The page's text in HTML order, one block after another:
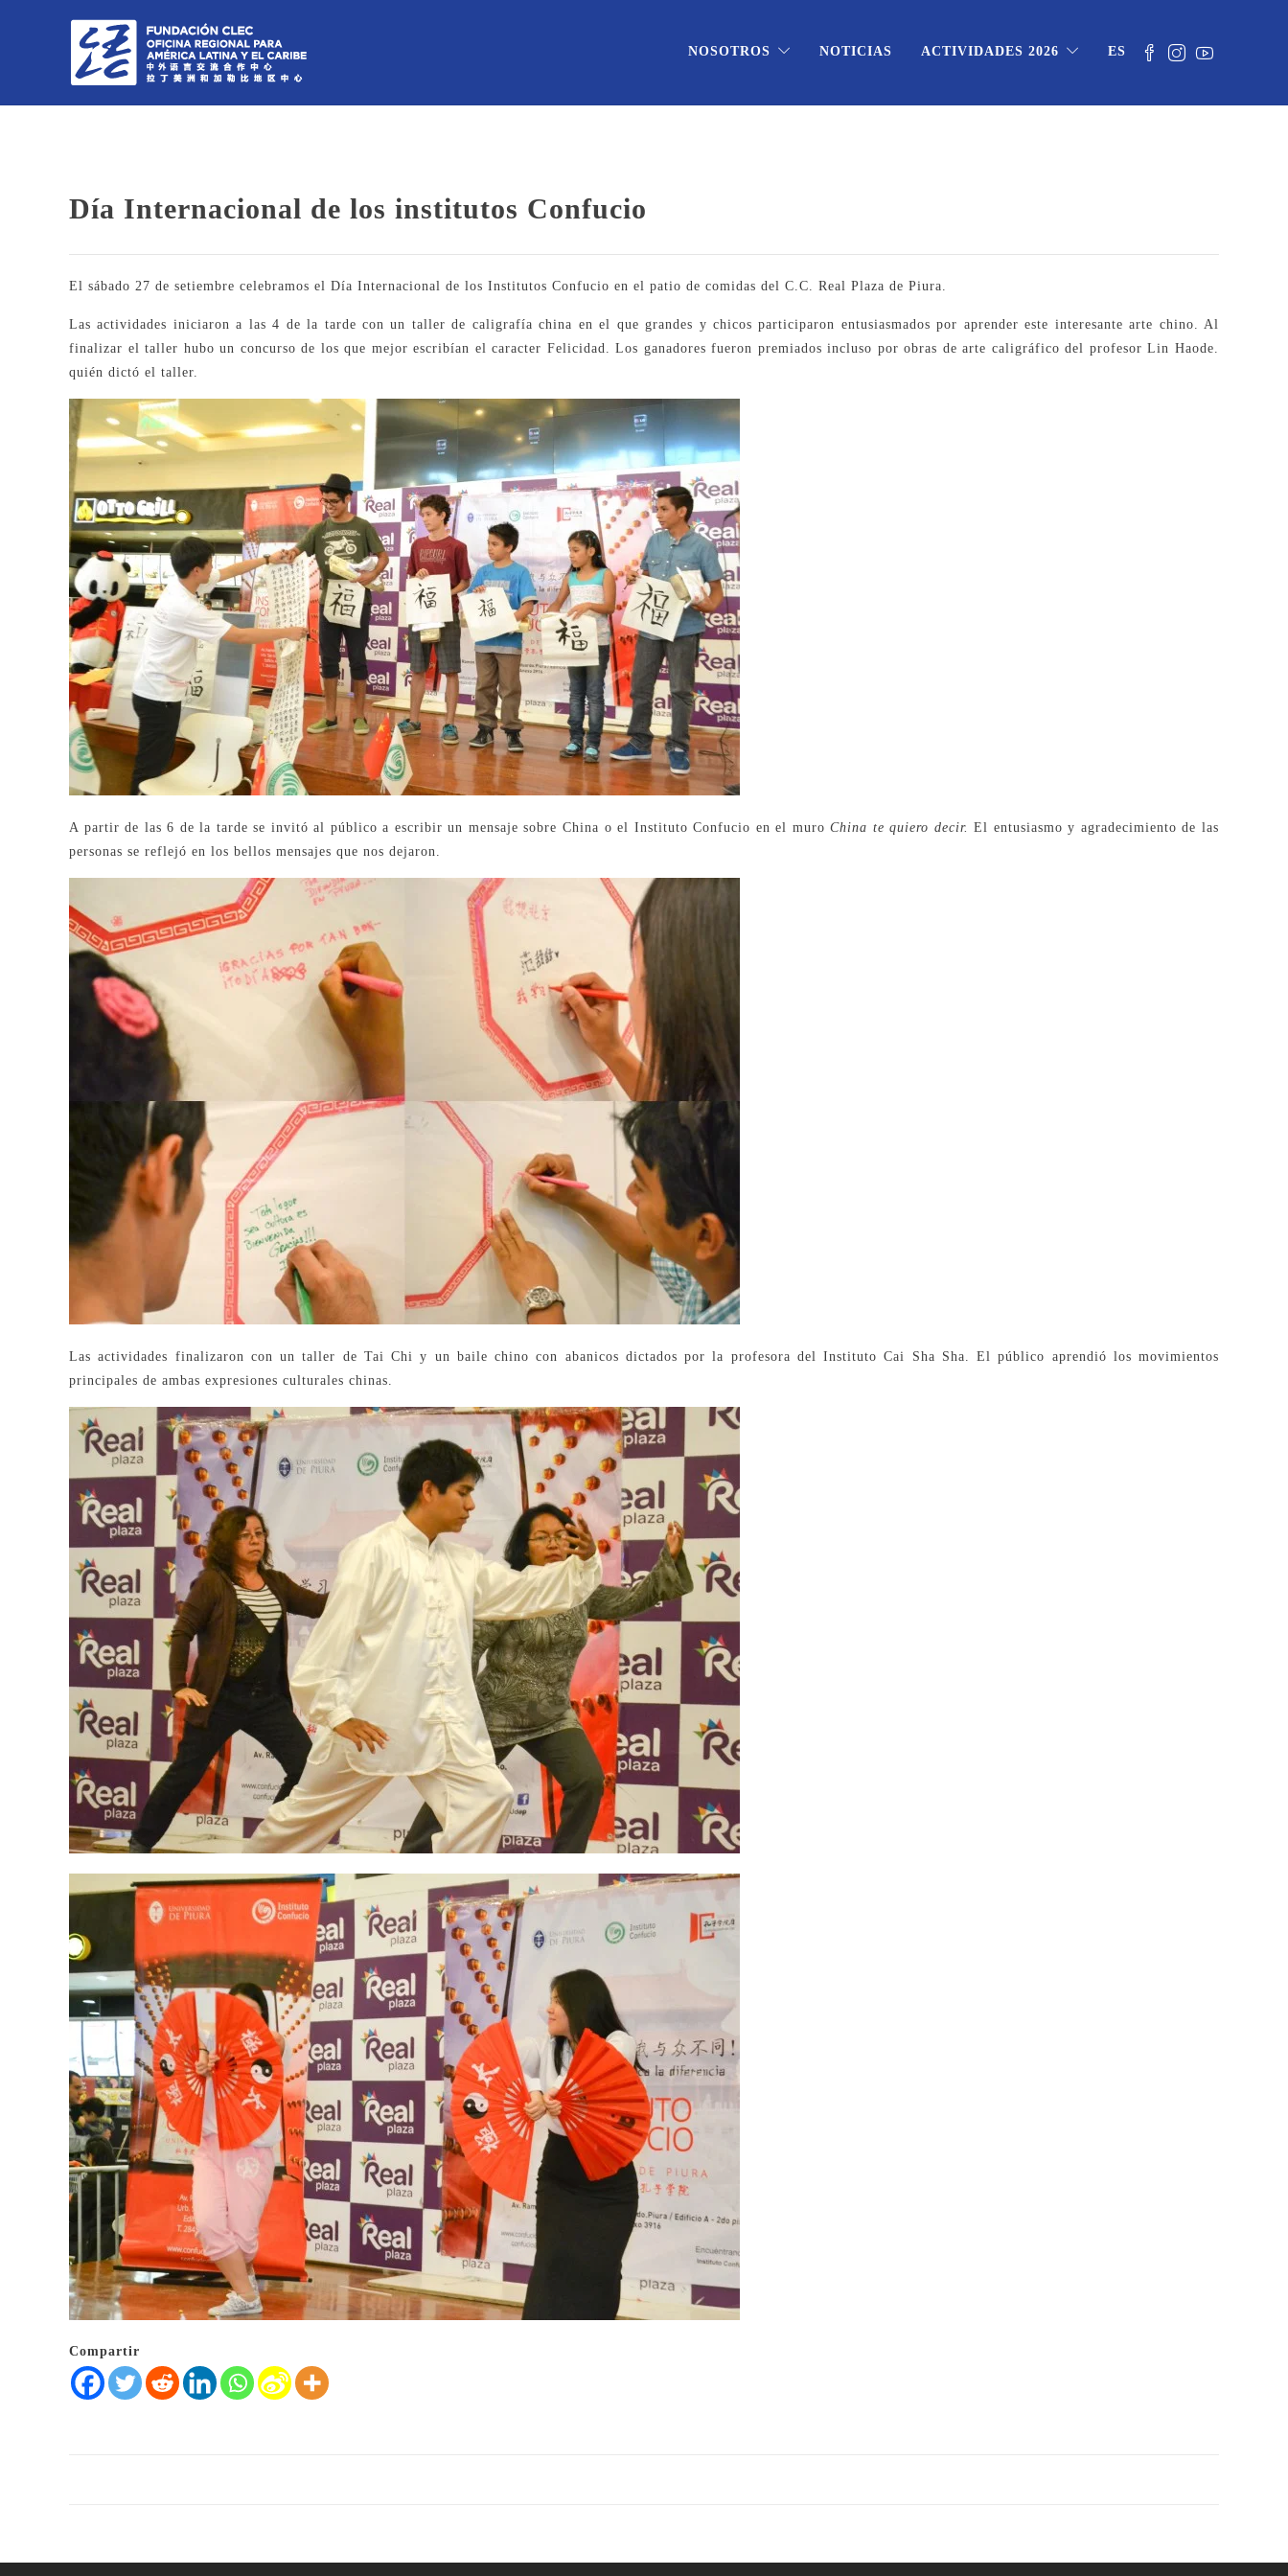
NOSOTROS NOTICIAS ACTIVIDADES 2026 ES
Día Internacional de los institutos Confucio
El sábado 27 de setiembre celebramos el Día Internacional de los Institutos Confucio en el patio de comidas del C.C. Real Plaza de Piura.
Las actividades iniciaron a las 4 de la tarde con un taller de caligrafía china en el que grandes y chicos participaron entusiasmados por aprender este interesante arte chino. Al
finalizar el taller hubo un concurso de los que mejor escribían el caracter Felicidad. Los ganadores fueron premiados incluso por obras de arte caligráfico del profesor Lin Haode.
quién dictó el taller.
A partir de las 6 de la tarde se invitó al público a escribir un mensaje sobre China o el Instituto Confucio en el muroChina te quiero decir.El entusiasmo y agradecimiento de las
personas se reflejó en los bellos mensajes que nos dejaron.
Las actividades finalizaron con un taller de Tai Chi y un baile chino con abanicos dictados por la profesora del Instituto Cai Sha Sha. El público aprendió los movimientos
principales de ambas expresiones culturales chinas.
Compartir